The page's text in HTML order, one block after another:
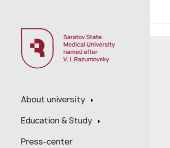
About university
Education & Study
Press-center